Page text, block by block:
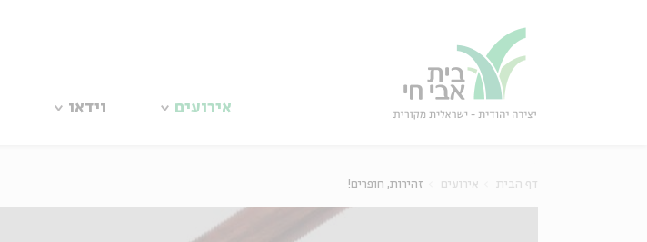
אירועים וידאו
דף הבית אירועים זהירות, חופרים!